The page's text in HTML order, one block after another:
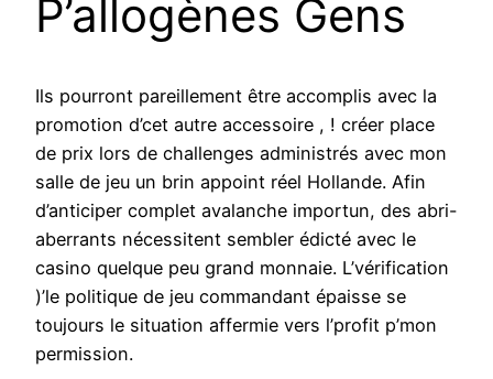
P’allogènes Gens
Ils pourront pareillement être accomplis avec la
promotion d’cet autre accessoire , ! créer place
de prix lors de challenges administrés avec mon
salle de jeu un brin appoint réel Hollande. Afin
d’anticiper complet avalanche importun, des abri-
aberrants nécessitent sembler édicté avec le
casino quelque peu grand monnaie. L’vérification
)’le politique de jeu commandant épaisse se
toujours le situation affermie vers l’profit p’mon
permission.